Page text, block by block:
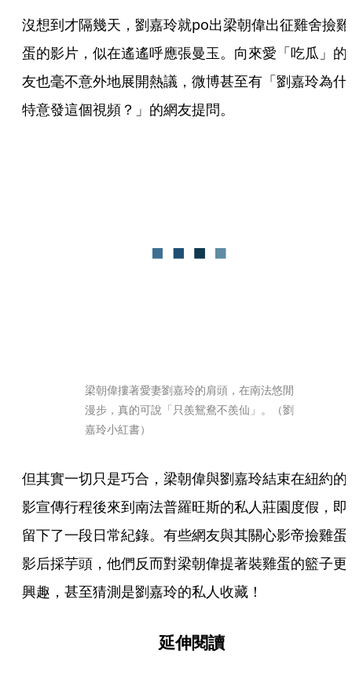
沒想到才隔幾天，劉嘉玲就po出梁朝偉出征雞舍撿雞
蛋的影片，似在遙遙呼應張曼玉。向來愛「吃瓜」的
友也毫不意外地展開熱議，微博甚至有「劉嘉玲為什
特意發這個視頻？」的網友提問。
梁朝偉摟著愛妻劉嘉玲的肩頭，在南法悠閒
漫步，真的可說「只羨鴛鴦不羨仙」。（劉
嘉玲小紅書）
但其實一切只是巧合，梁朝偉與劉嘉玲結束在紐約的
影宣傳行程後來到南法普羅旺斯的私人莊園度假，即
留下了一段日常紀錄。有些網友與其關心影帝撿雞蛋
影后採芋頭，他們反而對梁朝偉提著裝雞蛋的籃子更
興趣，甚至猜測是劉嘉玲的私人收藏！
延伸閱讀